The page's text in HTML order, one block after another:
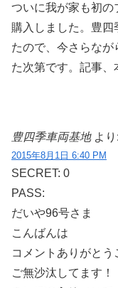
ついに我が家も初の
購入しました。豊四
たので、今さらなが
た次第です。記事、
豊四季車両基地 より:
2015年8月1日 6:40 PM
SECRET: 0
PASS:
だいや96号さま
こんばんは
コメントありがとう
ご無沙汰してます！